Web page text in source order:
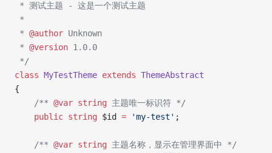
* 测试主题 - 这是一个测试主题
*
* @author Unknown
* @version 1.0.0
*/
class MyTestTheme extends ThemeAbstract
{
    /**
@var string 主题唯一标识符 */
    public
string $id = 'my-test' ;
    /**
@var string 主题名称，显示在管理界面中 */